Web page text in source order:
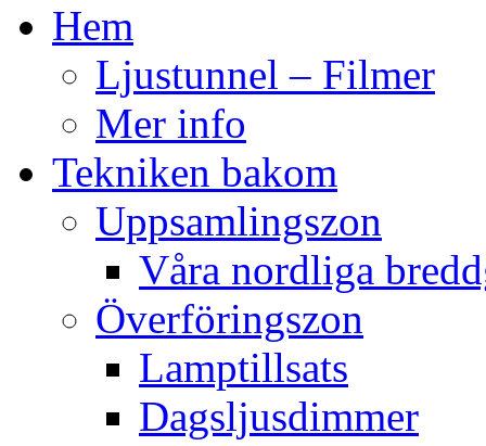
Hem
Ljustunnel – Filmer
Mer info
Tekniken bakom
Uppsamlingszon
Våra nordliga
Överföringszon
Lamptillsats
Dagsljusdimmer